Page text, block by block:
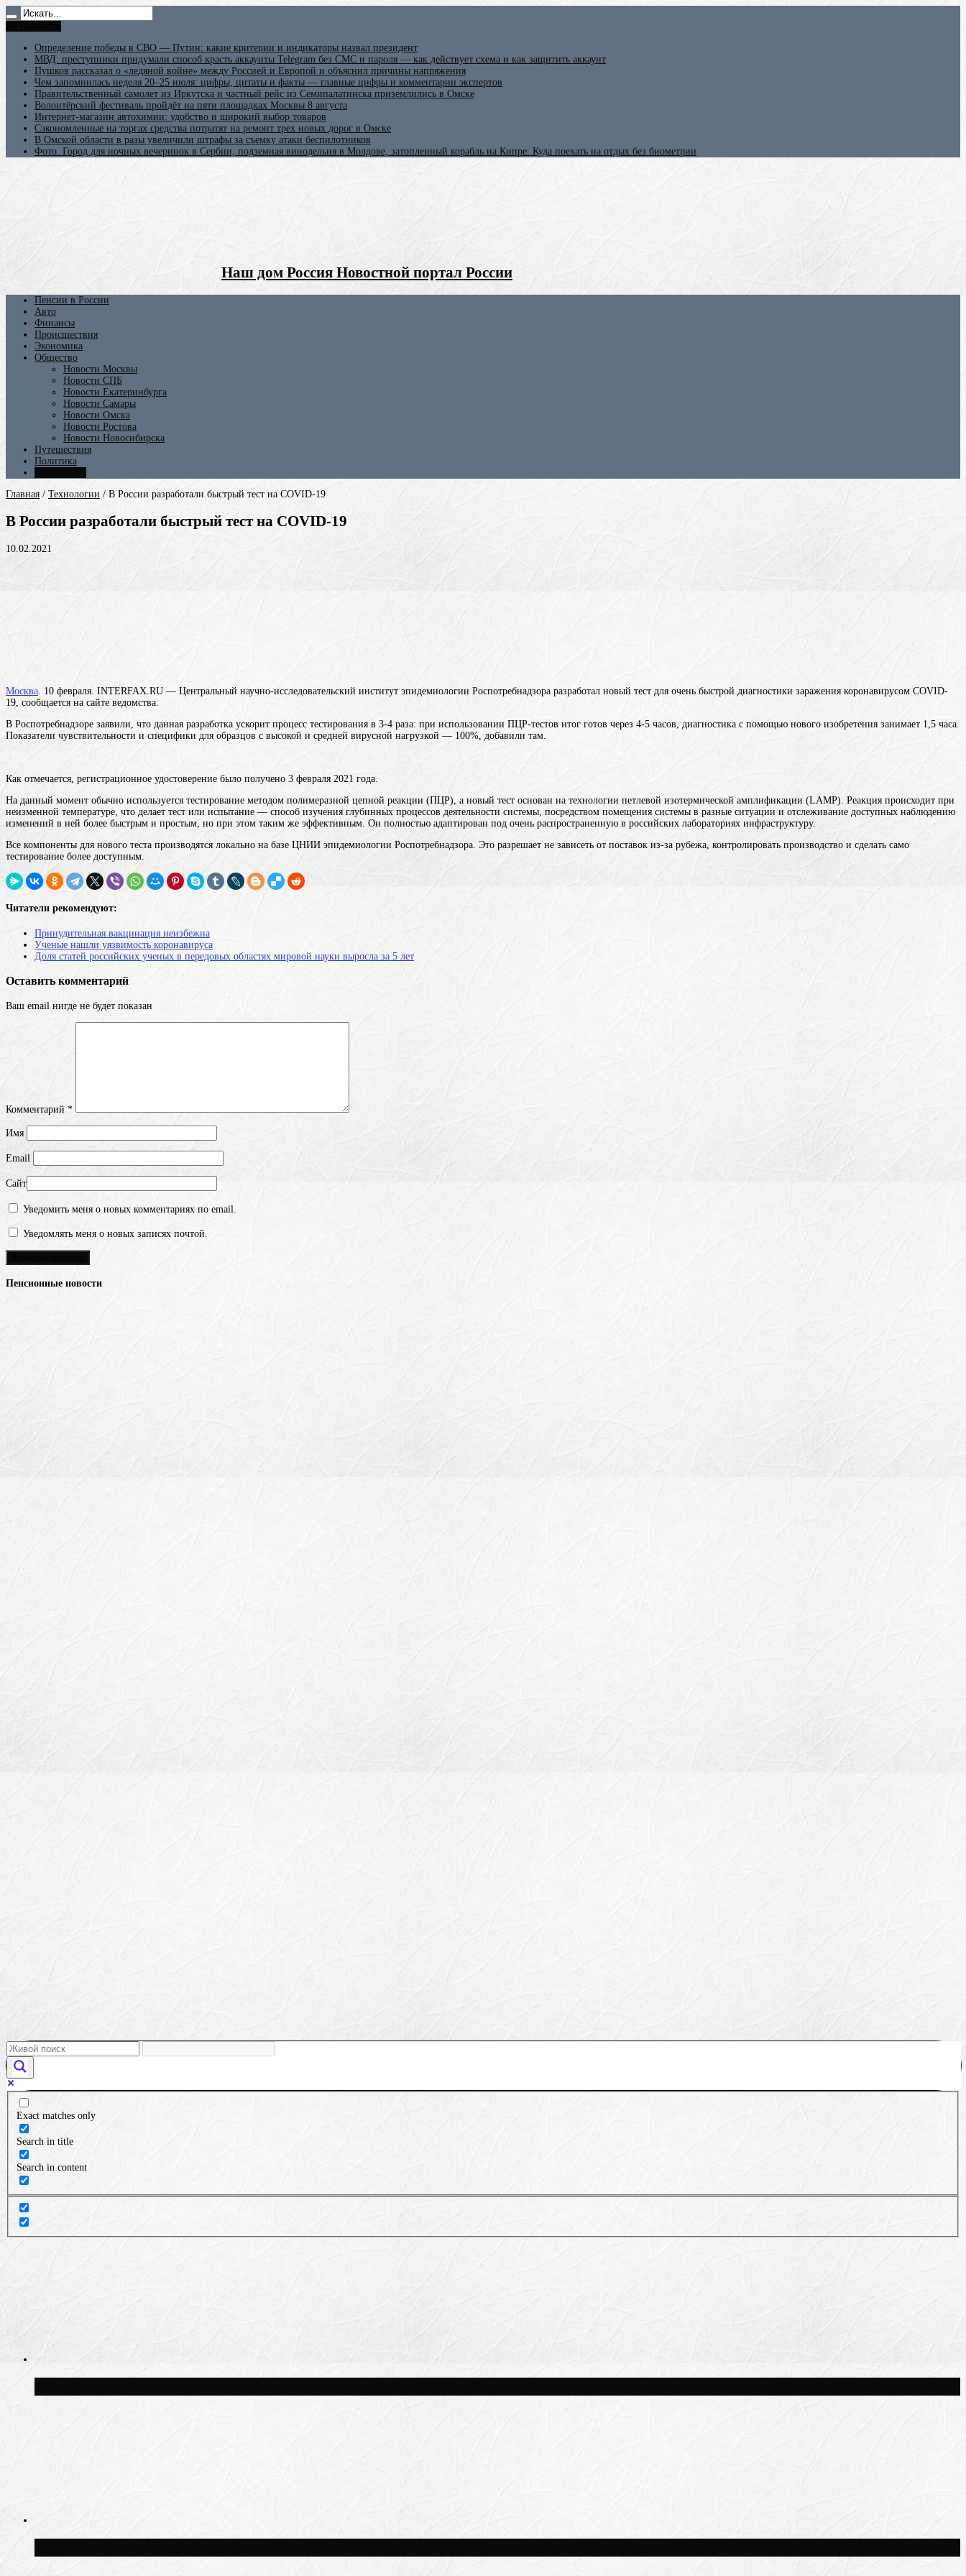
Определение победы в СВО — Путин: какие критерии и индикаторы назвал президент
МВД: преступники придумали способ красть аккаунты Telegram без СМС и пароля — как действует схема и как защитить аккаунт
Пушков рассказал о «ледяной войне» между Россией и Европой и объяснил причины напряжения
Чем запомнилась неделя 20–25 июля: цифры, цитаты и факты — главные цифры и комментарии экспертов
Правительственный самолет из Иркутска и частный рейс из Семипалатинска приземлились в Омске
Волонтёрский фестиваль пройдёт на пяти площадках Москвы 8 августа
Интернет-магазин автохимии: удобство и широкий выбор товаров
Сэкономленные на торгах средства потратят на ремонт трех новых дорог в Омске
В Омской области в разы увеличили штрафы за съемку атаки беспилотников
Фото. Город для ночных вечеринок в Сербии, подземная винодельня в Молдове, затопленный корабль на Кипре: Куда поехать на отдых без биометрии
Наш дом Россия Новостной портал России
Пенсии в России
Авто
Финансы
Происшествия
Экономика
Общество
Новости Москвы
Новости СПБ
Новости Екатеринбурга
Новости Самары
Новости Омска
Новости Ростова
Новости Новосибирска
Путешествия
Политика
Главная / Технологии / В России разработали быстрый тест на COVID-19
В России разработали быстрый тест на COVID-19
10.02.2021
Москва . 10 февраля. INTERFAX.RU — Центральный научно-исследовательский институт эпидемиологии Роспотребнадзора разработал новый тест для очень быстрой диагностики заражения коронавирусом COVID-
19, сообщается на сайте ведомства.
В Роспотребнадзоре заявили, что данная разработка ускорит процесс тестирования в 3-4 раза: при использовании ПЦР-тестов итог готов через 4-5 часов, диагностика с помощью нового изобретения занимает 1,5 часа.
Показатели чувствительности и специфики для образцов с высокой и средней вирусной нагрузкой — 100%, добавили там.
Как отмечается, регистрационное удостоверение было получено 3 февраля 2021 года.
На данный момент обычно используется тестирование методом полимеразной цепной реакции (ПЦР), а новый тест основан на технологии петлевой изотермической амплификации (LAMP). Реакция происходит при
неизменной температуре, что делает тест или испытание — способ изучения глубинных процессов деятельности системы, посредством помещения системы в разные ситуации и отслеживание доступных наблюдению
изменений в ней более быстрым и простым, но при этом таким же эффективным. Он полностью адаптирован под очень распространенную в российских лабораториях инфраструктуру.
Все компоненты для нового теста производятся локально на базе ЦНИИ эпидемиологии Роспотребнадзора. Это разрешает не зависеть от поставок из-за рубежа, контролировать производство и сделать само
тестирование более доступным.
Читатели рекомендуют:
Принудительная вакцинация неизбежна
Ученые нашли уязвимость коронавируса
Доля статей российских ученых в передовых областях мировой науки выросла за 5 лет
Оставить комментарий
Ваш email нигде не будет показан
Комментарий *
Имя
Email
Сайт
Уведомить меня о новых комментариях по email.
Уведомлять меня о новых записях почтой.
Пенсионные новости
Exact matches only
Search in title
Search in content